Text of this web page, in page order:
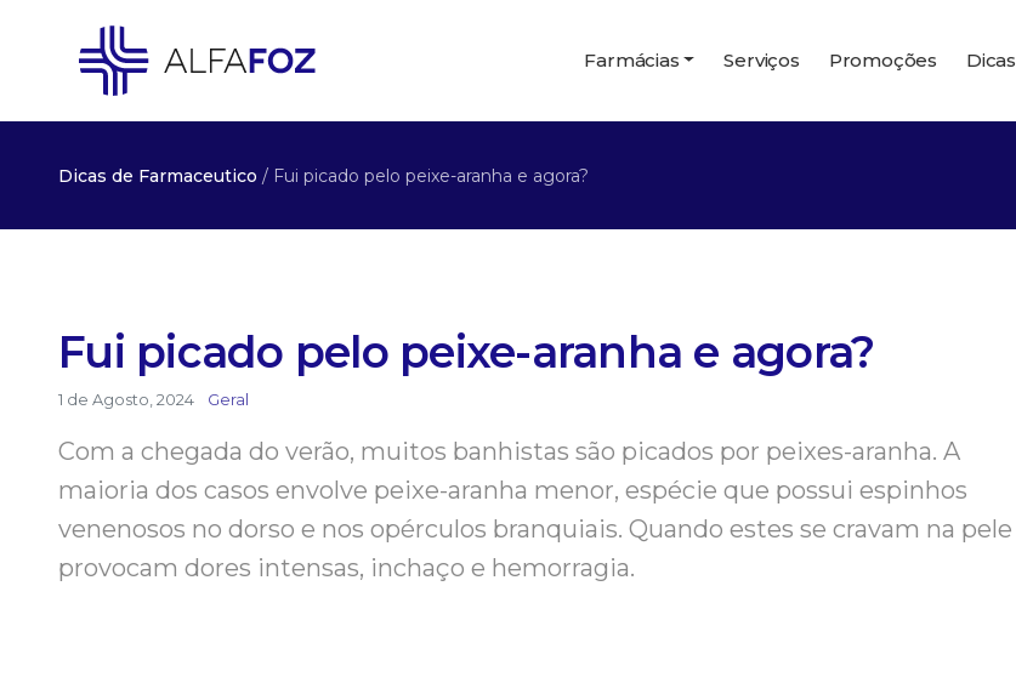
Farmácias Serviços Promoções Dicas
Dicas de Farmaceutico / Fui picado pelo peixe-aranha e agora?
Fui picado pelo peixe-aranha e agora?
1 de Agosto, 2024 Geral
Com a chegada do verão, muitos banhistas são picados por peixes-aranha. A
maioria dos casos envolve peixe-aranha menor, espécie que possui espinhos
venenosos no dorso e nos opérculos branquiais. Quando estes se cravam na pele
provocam dores intensas, inchaço e hemorragia.